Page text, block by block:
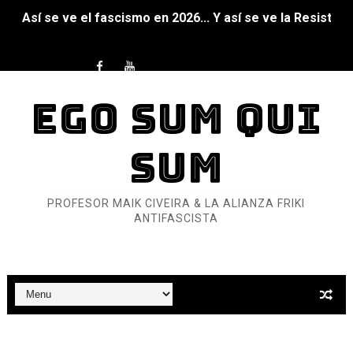
Así se ve el fascismo en 2026... Y así se ve la
Dioses y Monstruos: Guillermo (DOS)
Dioses y Monstruos: Guillermo (UNO)
Carlos Manzo y el narcogobierno asesino
25 grandes películas de terror del siglo XXI
EGO SUM QUI
SUM
PROFESOR MAIK CIVEIRA & LA ALIANZA FRIKI
ANTIFASCISTA